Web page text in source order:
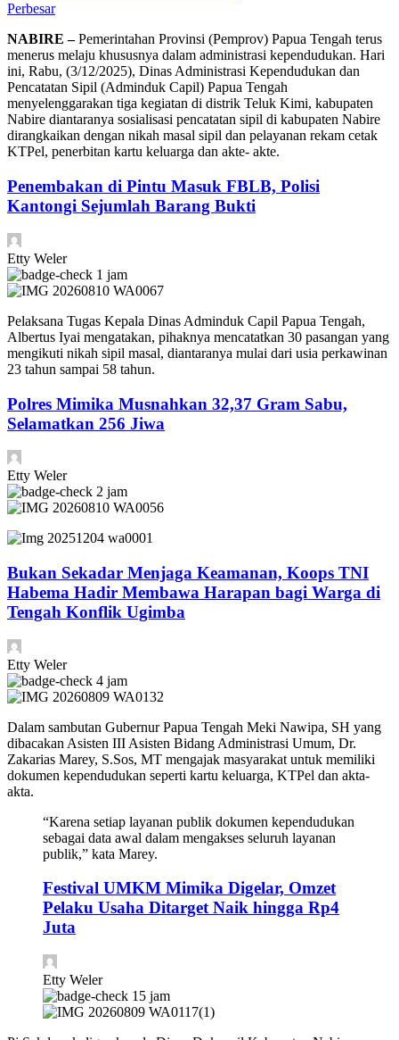
Perbesar
NABIRE –Pemerintahan Provinsi (Pemprov) Papua Tengah terus
menerus melaju khususnya dalam administrasi kependudukan. Hari
ini, Rabu, (3/12/2025), Dinas Administrasi Kependudukan dan
Pencatatan Sipil (Adminduk Capil) Papua Tengah
menyelenggarakan tiga kegiatan di distrik Teluk Kimi, kabupaten
Nabire diantaranya sosialisasi pencatatan sipil di kabupaten Nabire
dirangkaikan dengan nikah masal sipil dan pelayanan rekam cetak
KTPel, penerbitan kartu keluarga dan akte- akte.
Penembakan di Pintu Masuk FBLB, Polisi
Kantongi Sejumlah Barang Bukti
Etty Weler
1 jam
Pelaksana Tugas Kepala Dinas Adminduk Capil Papua Tengah,
Albertus Iyai mengatakan, pihaknya mencatatkan 30 pasangan yang
mengikuti nikah sipil masal, diantaranya mulai dari usia perkawinan
23 tahun sampai 58 tahun.
Polres Mimika Musnahkan 32,37 Gram Sabu,
Selamatkan 256 Jiwa
Etty Weler
2 jam
Bukan Sekadar Menjaga Keamanan, Koops TNI
Habema Hadir Membawa Harapan bagi Warga di
Tengah Konflik Ugimba
Etty Weler
4 jam
Dalam sambutan Gubernur Papua Tengah Meki Nawipa, SH yang
dibacakan Asisten III Asisten Bidang Administrasi Umum, Dr.
Zakarias Marey, S.Sos, MT mengajak masyarakat untuk memiliki
dokumen kependudukan seperti kartu keluarga, KTPel dan akta-
akta.
“Karena setiap layanan publik dokumen kependudukan
sebagai data awal dalam mengakses seluruh layanan
publik,” kata Marey.
Festival UMKM Mimika Digelar, Omzet
Pelaku Usaha Ditarget Naik hingga Rp4
Juta
Etty Weler
15 jam